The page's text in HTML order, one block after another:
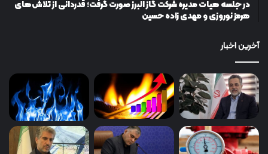
در جلسه هیات مدیره شرکت گاز البرز صورت گرفت؛ قدردانی از تلاش‌های
هرمز نوروزی و مهدی زاده حسین
آخرین اخبار